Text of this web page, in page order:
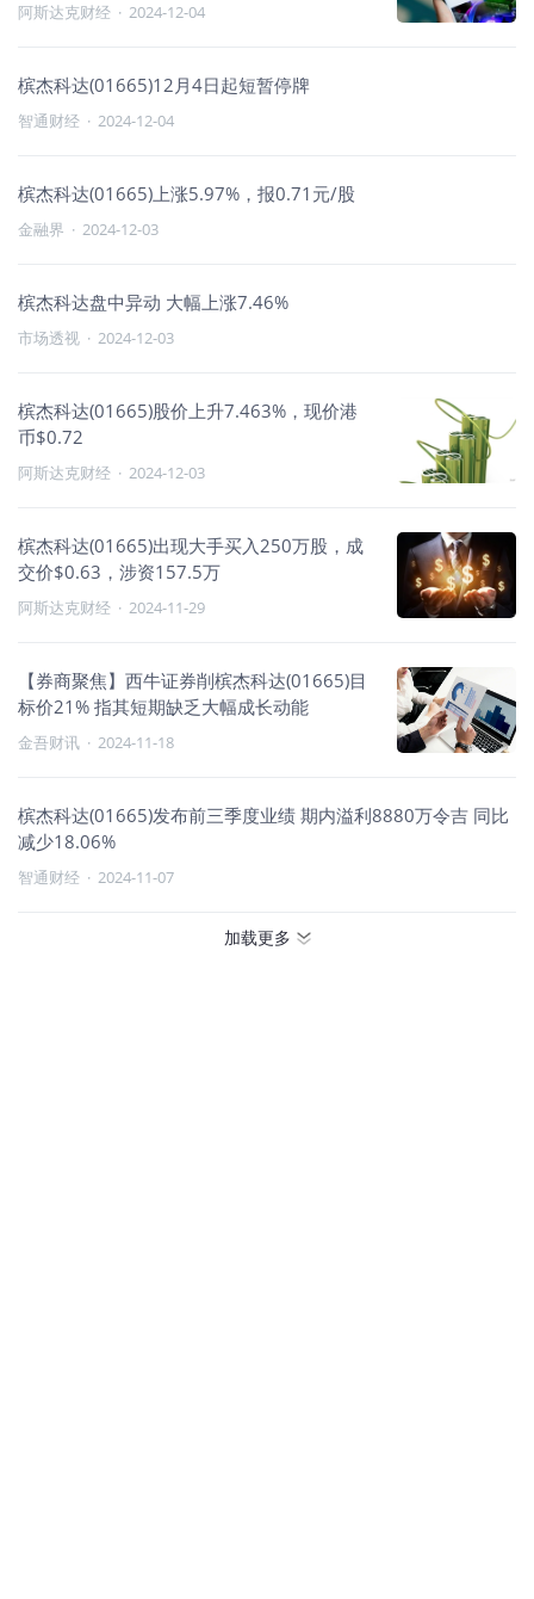
阿斯达克财经 · 2024-12-04
槟杰科达(01665)12月4日起短暂停牌
智通财经 · 2024-12-04
槟杰科达(01665)上涨5.97%，报0.71元/股
金融界 · 2024-12-03
槟杰科达盘中异动 大幅上涨7.46%
市场透视 · 2024-12-03
槟杰科达(01665)股价上升7.463%，现价港
币$0.72
阿斯达克财经 · 2024-12-03
槟杰科达(01665)出现大手买入250万股，成
交价$0.63，涉资157.5万
阿斯达克财经 · 2024-11-29
【券商聚焦】西牛证券削槟杰科达(01665)目
标价21% 指其短期缺乏大幅成长动能
金吾财讯 · 2024-11-18
槟杰科达(01665)发布前三季度业绩 期内溢利8880万令吉 同比
减少18.06%
智通财经 · 2024-11-07
加载更多